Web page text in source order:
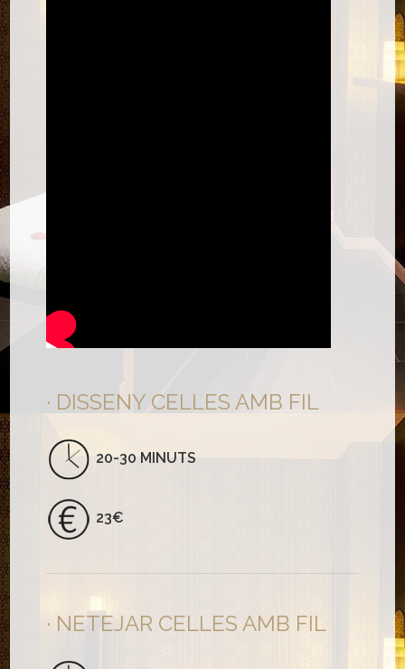
DISSENY CELLES AMB FIL
20-30 MINUTS
23€
NETEJAR CELLES AMB FIL